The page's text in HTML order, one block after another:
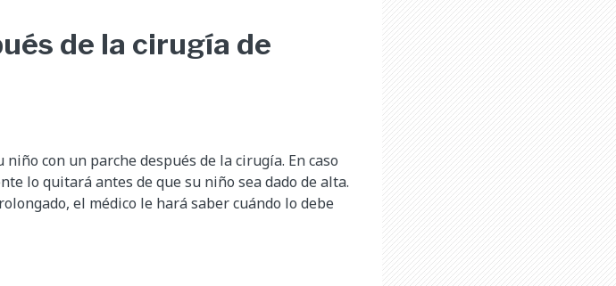
de la cirugía de
con un parche después de la cirugía. En caso
lo quitará antes de que su niño sea dado de alta.
el médico le hará saber cuándo lo debe